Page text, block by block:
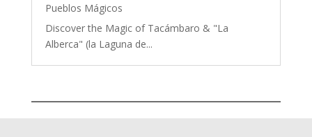
Pueblos Mágicos
Discover the Magic of Tacámbaro & "La
Alberca" (la Laguna de...